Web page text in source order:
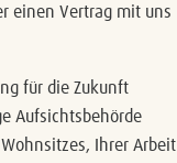
einen Vertrag mit uns
für die Zukunft
Aufsichtsbehörde
Ihrer Arbeit